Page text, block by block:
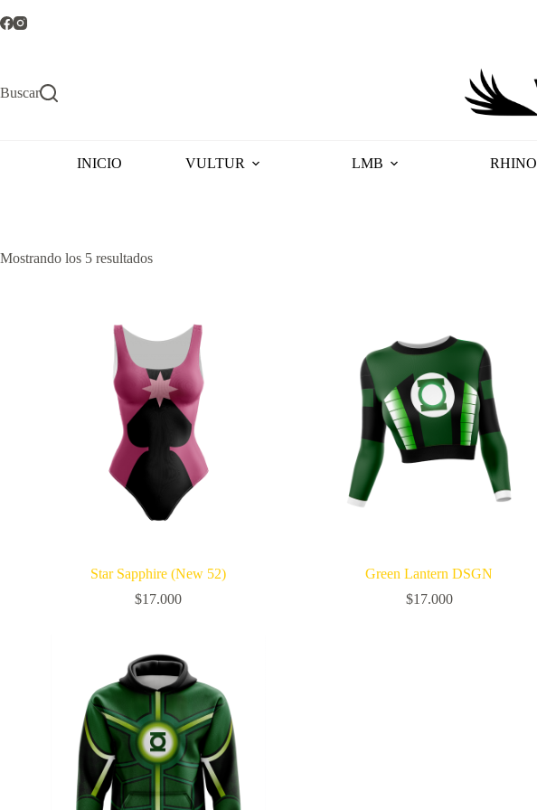
al
Buscar
INICIO VULTUR LMB RHINO
Mostrando los 5 resultadosOrdenado
Star Sapphire (New 52)
$17.000
Green Lantern DSGN
$17.000